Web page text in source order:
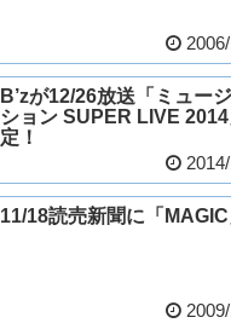
B’zが12/26放送「ミュー
ション SUPER LIVE
定！
11/18読売新聞に「